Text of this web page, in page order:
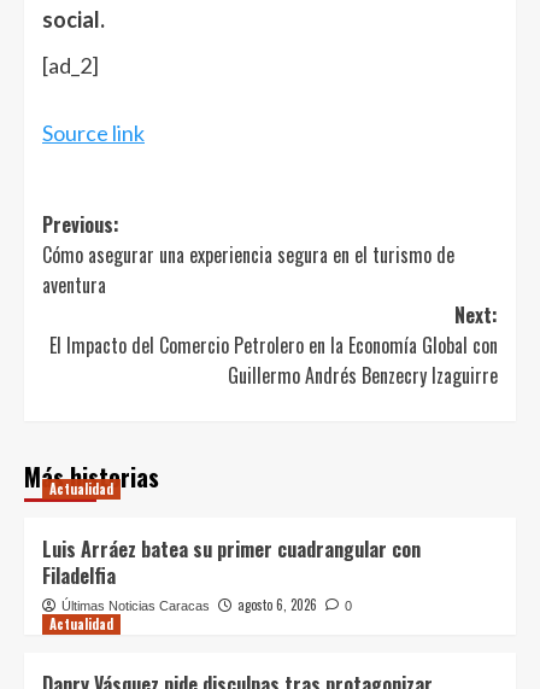
social.
[ad_2]
Source link
Post
navigation
Previous:
Cómo asegurar una experiencia segura en el turismo de
aventura
Next:
El Impacto del Comercio Petrolero en la Economía Global con
Guillermo Andrés Benzecry Izaguirre
Más historias
Actualidad
Luis Arráez batea su primer cuadrangular con
Filadelfia
Últimas Noticias Caracas agosto 6, 2026 0
Actualidad